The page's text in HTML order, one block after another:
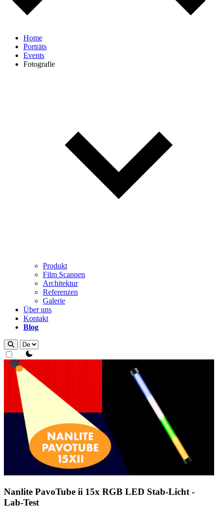
Home
Porträts
Events
Fotografie
Produkt
Film Scannen
Architektur
Referenzen
Galerie
Über uns
Kontakt
Blog
theme switcher
Nanlite PavoTube ii 15x RGB LED Stab-Licht -
Lab-Test